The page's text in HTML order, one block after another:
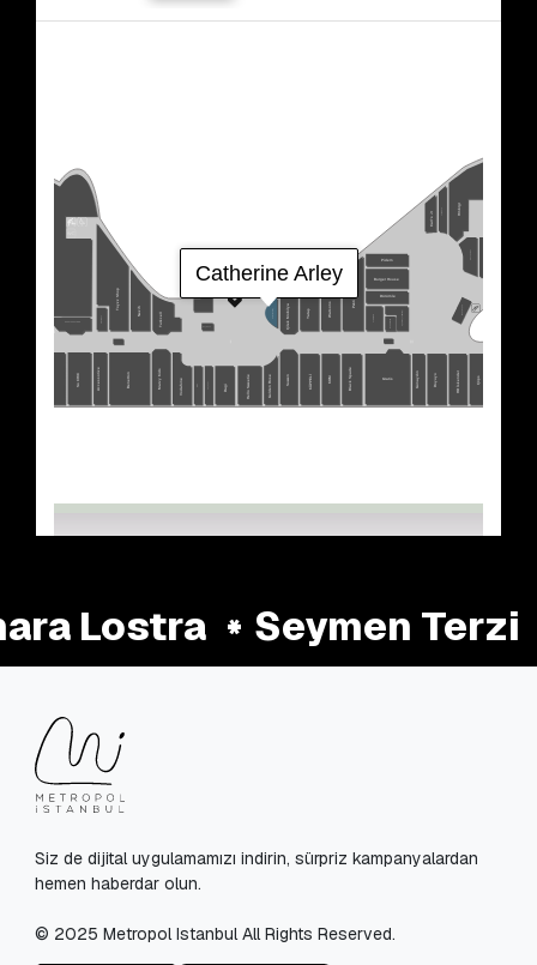
Lostra Seymen Terzi
Siz de dijital uygulamamızı indirin, sürpriz kampanyalardan
hemen haberdar olun.
© 2025 Metropol Istanbul All Rights Reserved.